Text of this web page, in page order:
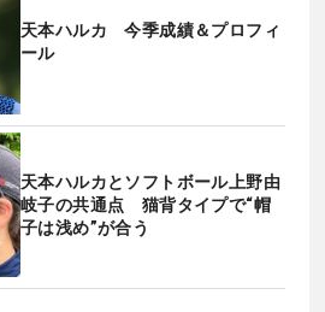
天本ハルカ 今季成績＆プロフィ
ール
天本ハルカとソフトボール上野由
岐子の共通点 猫背タイプで“帽
子は浅め”が合う